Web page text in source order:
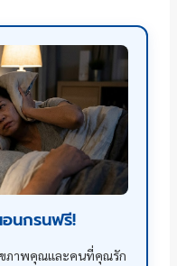
นกรนฟรี!
ภาพคุณและคนที่คุณรัก